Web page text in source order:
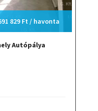
829 Ft / havonta
Autópálya